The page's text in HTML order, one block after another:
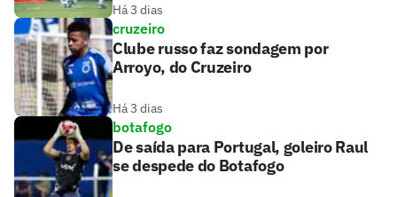
Há 3 dias
cruzeiro
Clube russo faz sondagem por
Arroyo, do Cruzeiro
Há 3 dias
botafogo
De saída para Portugal, goleiro Raul
se despede do Botafogo